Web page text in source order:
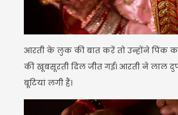
आरती के लुक की बात करें तो उन्होंने पिंक
की खूबसूरती दिल जीत गई। आरती ने लाल
बूटियां लगी हैं।